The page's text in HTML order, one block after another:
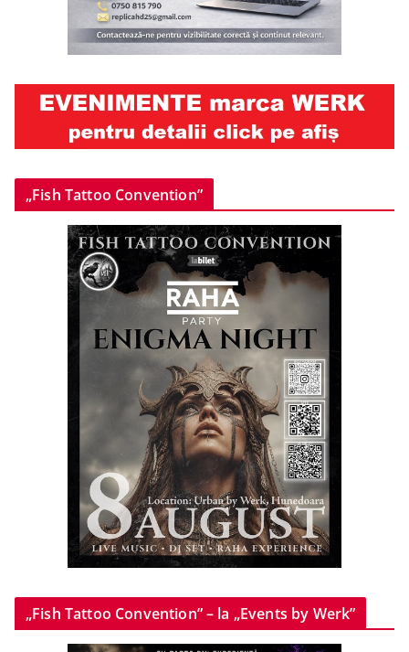
„Fish Tattoo Convention”
„Fish Tattoo Convention” – la „Events by Werk”